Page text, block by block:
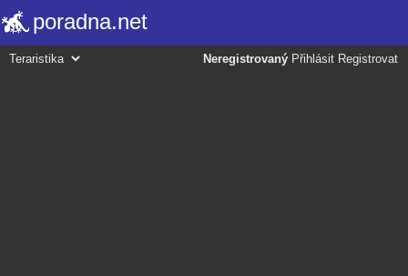
poradna.net
Neregistrovaný Přihlásit Registrovat